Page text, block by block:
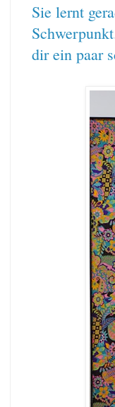
Sie lernt
dir ein paar